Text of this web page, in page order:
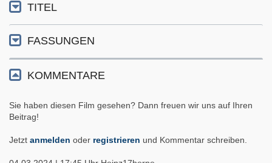
TITEL
FASSUNGEN
KOMMENTARE
Sie haben diesen Film gesehen? Dann freuen wir uns auf Ihren
Beitrag!
Jetzt anmelden oder registrieren und Kommentar schreiben.